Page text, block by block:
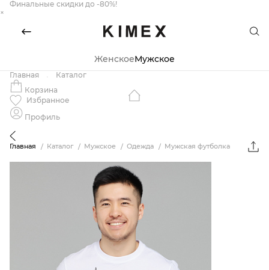
Финальные скидки до -80%!
×
ЖенскоеМужское
Главная
Каталог
Корзина
Избранное
Профиль
Главная Каталог Мужское Одежда Мужская футболка